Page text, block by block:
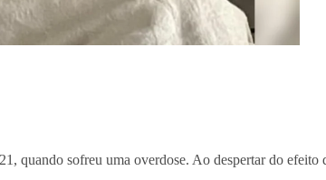
quando sofreu uma overdose. Ao despertar do